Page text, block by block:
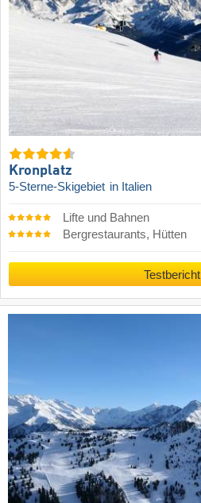
Kronplatz
5-Sterne-Skigebiet in Italien
Lifte und Bahnen
Bergrestaurants, Hütten
Testbericht